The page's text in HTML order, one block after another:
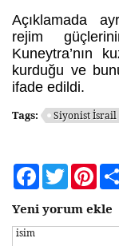
Açıklamada
rejim
Kuneytra’nın
kurduğu ve
ifade edildi.
Tags: Siyonist İsrail
FacebookTwitter
Yeni yorum ekle
isim